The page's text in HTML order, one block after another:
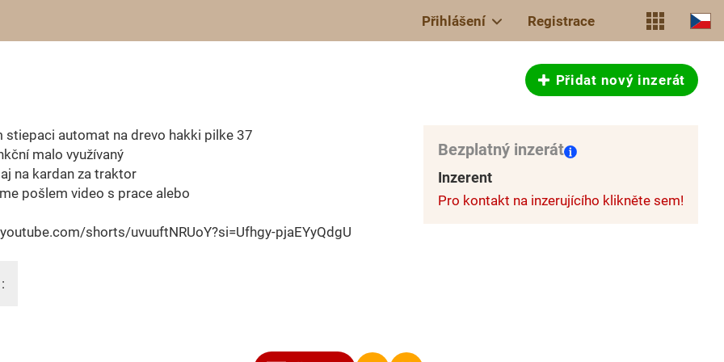
Přihlášení Registrace
Přidat nový inzerát
stiepaci automat na drevo hakki pilke 37
malo využívaný
na kardan za traktor
pošlem video s prace alebo
shorts/uvuuftNRUoY?si=Ufhgy-pjaEYyQdgU
Bezplatný inzerát
Inzerent
Pro kontakt na inzerujícího klikněte sem!